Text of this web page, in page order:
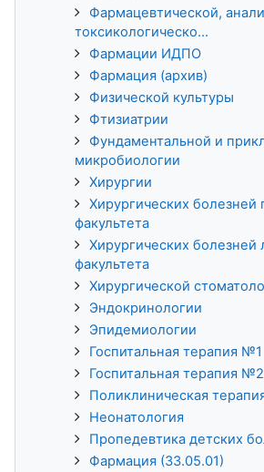
Фармацевтической,
токсикологическо...
Фармации ИДПО
Фармация (архив)
Физической культуры
Фтизиатрии
Фундаментальной и
микробиологии
Хирургии
Хирургических болезней
факультета
Хирургических болезней
факультета
Хирургической
Эндокринологии
Эпидемиологии
Госпитальная терапия №1
Госпитальная терапия №2
Поликлиническая
Неонатология
Пропедевтика детских
Фармация (33.05.01)